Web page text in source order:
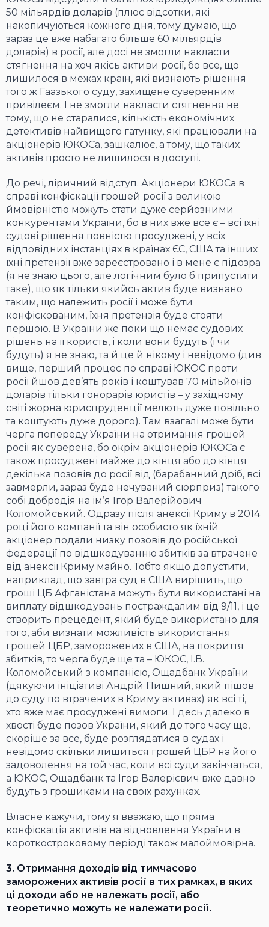
50 мільярдів доларів (плюс відсотки, які
накопичуються кожного дня, тому думаю, що
зараз це вже набагато більше 60 мільярдів
доларів) в росії, але досі не змогли накласти
стягнення на хоч якісь активи росії, бо все, що
лишилося в межах країн, які визнають рішення
того ж Гаазького суду, захищене суверенним
привілеєм. І не змогли накласти стягнення не
тому, що не старалися, кількість економічних
детективів найвищого гатунку, які працювали на
акціонерів ЮКОСа, зашкалює, а тому, що таких
активів просто не лишилося в доступі.
До речі, ліричний відступ. Акціонери ЮКОСа в
справі конфіскації грошей росії з великою
ймовірністю можуть стати дуже серйозними
конкурентами України, бо в них вже все є – всі їхні
судові рішення повністю просуджені, у всіх
відповідних інстанціях в країнах ЄС, США та інших
їхні претензії вже зареєстровано і в мене є підозра
(я не знаю цього, але логічним було б припустити
таке), що як тільки якийсь актив буде визнано
таким, що належить росії і може бути
конфіскованим, їхня претензія буде стояти
першою. В України же поки що немає судових
рішень на її користь, і коли вони будуть (і чи
будуть) я не знаю, та й це й нікому і невідомо (див
вище, перший процес по справі ЮКОС проти
росії йшов дев’ять років і коштував 70 мільйонів
доларів тільки гонорарів юристів – у західному
світі жорна юриспруденції мелють дуже повільно
та коштують дуже дорого). Там взагалі може бути
черга попереду України на отримання грошей
росії як суверена, бо окрім акціонерів ЮКОСа є
також просуджені майже до кінця або до кінця
декілька позовів до росії від (барабанний дріб, всі
завмерли, зараз буде нечуваний сюрприз) такого
собі добродія на ім’я Ігор Валерійович
Коломойський. Одразу після анексії Криму в 2014
році його компанії та він особисто як їхній
акціонер подали низку позовів до російської
федерації по відшкодуванню збитків за втрачене
від анексії Криму майно. Тобто якщо допустити,
наприклад, що завтра суд в США вирішить, що
гроші ЦБ Афганістана можуть бути використані на
виплату відшкодувань постраждалим від 9/11, і це
створить прецедент, який буде використано для
того, аби визнати можливість використання
грошей ЦБР, заморожених в США, на покриття
збитків, то черга буде ще та – ЮКОС, І.В.
Коломойський з компанією, Ощадбанк України
(дякуючи ініціативі Андрій Пишний, який пішов
до суду по втрачених в Криму активах) як всі ті,
хто вже має просуджені вимоги. І десь далеко в
хвості буде позов України, який до того часу ще,
скоріше за все, буде розглядатися в судах і
невідомо скільки лишиться грошей ЦБР на його
задоволення на той час, коли всі суди закінчаться,
а ЮКОС, Ощадбанк та Ігор Валерієвич вже давно
будуть з грошиками на своїх рахунках.
Власне кажучи, тому я вважаю, що пряма
конфіскація активів на відновлення України в
короткостроковому періоді також малоймовірна.
3. Отримання доходів від тимчасово
заморожених активів росії в тих рамках, в яких
ці доходи або не належать росії, або
теоретично можуть не належати росії.